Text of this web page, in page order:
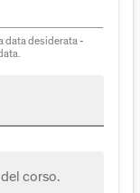
data desiderata -
corso.